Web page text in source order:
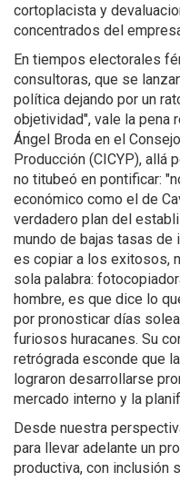
cortoplacista y
concentrados del
En tiempos electorales
consultoras, que se
política dejando por un
objetividad", vale la pena
Ángel Broda en el
Producción (CICYP), allá
no titubeó en pontificar:
económico como el de
verdadero plan del
mundo de bajas tasas de
es copiar a los exitosos,
sola palabra:
hombre, es que dice lo
por pronosticar días
furiosos huracanes. Su
retrógrada esconde que
lograron desarrollarse
mercado interno y la
Desde nuestra
para llevar adelante un
productiva, con inclusión